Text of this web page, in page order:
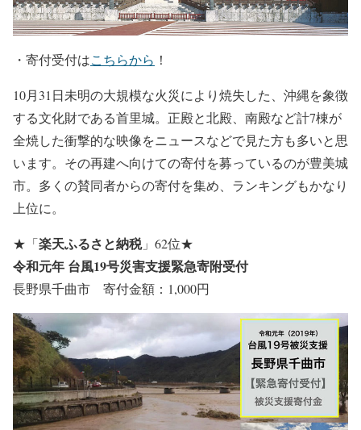
・寄付受付はこちらから ！
10月31日未明の大規模な火災により焼失した、沖縄を象徴
する文化財である首里城。正殿と北殿、南殿など計7棟が
全焼した衝撃的な映像をニュースなどで見た方も多いと思
います。その再建へ向けての寄付を募っているのが豊美城
市。多くの賛同者からの寄付を集め、ランキングもかなり
上位に。
★ 「楽天ふるさと納税」62位★
令和元年 台風19号災害支援緊急寄附受付
長野県千曲市 寄付金額：1,000円